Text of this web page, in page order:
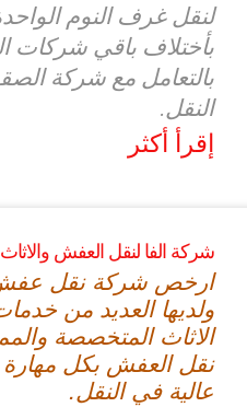
بأختلاف باقي شركات
بالتعامل مع شركة
النقل.
إقرأ أكثر
شركة الفا لنقل العفش والاثاث
ارخص شركة نقل عفش
ولديها العديد من
الاثاث المتخصصة
نقل العفش بكل مهارة
عالية في النقل.